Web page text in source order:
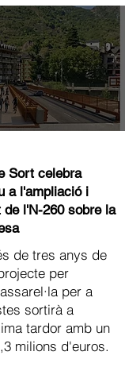
Sort celebra
a l'ampliació i
l'N-260 sobre la
de tres anys de
per
per a
sortirà a
tardor amb un
milions d'euros.